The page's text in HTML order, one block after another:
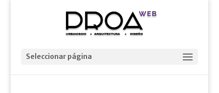
Seleccionar página